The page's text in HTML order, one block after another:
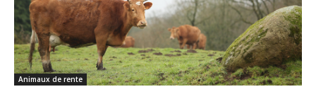
Animaux de rente